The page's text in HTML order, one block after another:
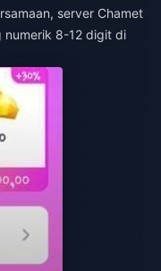
server Chamet
numerik 8-12 digit di